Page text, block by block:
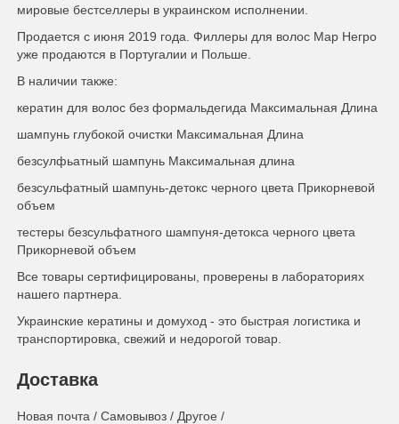
мировые бестселлеры в украинском исполнении.
Продается с июня 2019 года. Филлеры для волос Мар Негро
уже продаются в Португалии и Польше.
В наличии также:
кератин для волос без формальдегида Максимальная Длина
шампунь глубокой очистки Максимальная Длина
безсулфьатный шампунь Максимальная длина
безсульфатный шампунь-детокс черного цвета Прикорневой
объем
тестеры безсульфатного шампуня-детокса черного цвета
Прикорневой объем
Все товары сертифицированы, проверены в лабораториях
нашего партнера.
Украинские кератины и домуход - это быстрая логистика и
транспортировка, свежий и недорогой товар.
Доставка
Новая почта / Самовывоз / Другое /